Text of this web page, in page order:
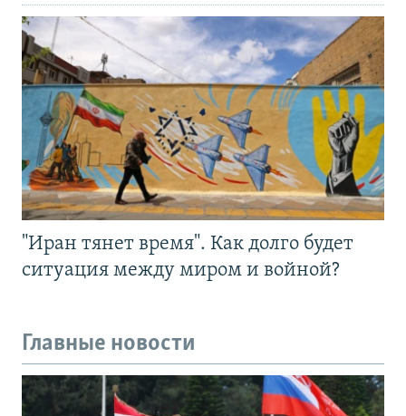
"Иран тянет время". Как долго будет
ситуация между миром и войной?
Главные новости